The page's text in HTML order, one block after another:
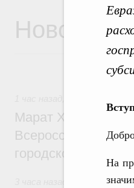
На
Новости
Марат Хуснуллин
Всероссийского
городской среды
Отрасль